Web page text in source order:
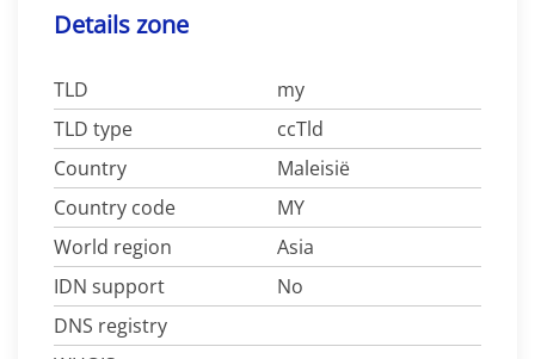
Details zone
TLD
my
TLD type
ccTld
Country
Maleisië
Country code
MY
World region
Asia
IDN support
No
DNS registry